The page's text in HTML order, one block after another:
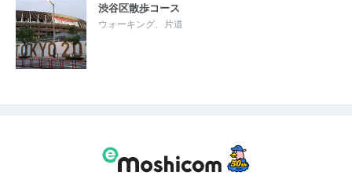
渋谷区散歩コース
ウォーキング、片道